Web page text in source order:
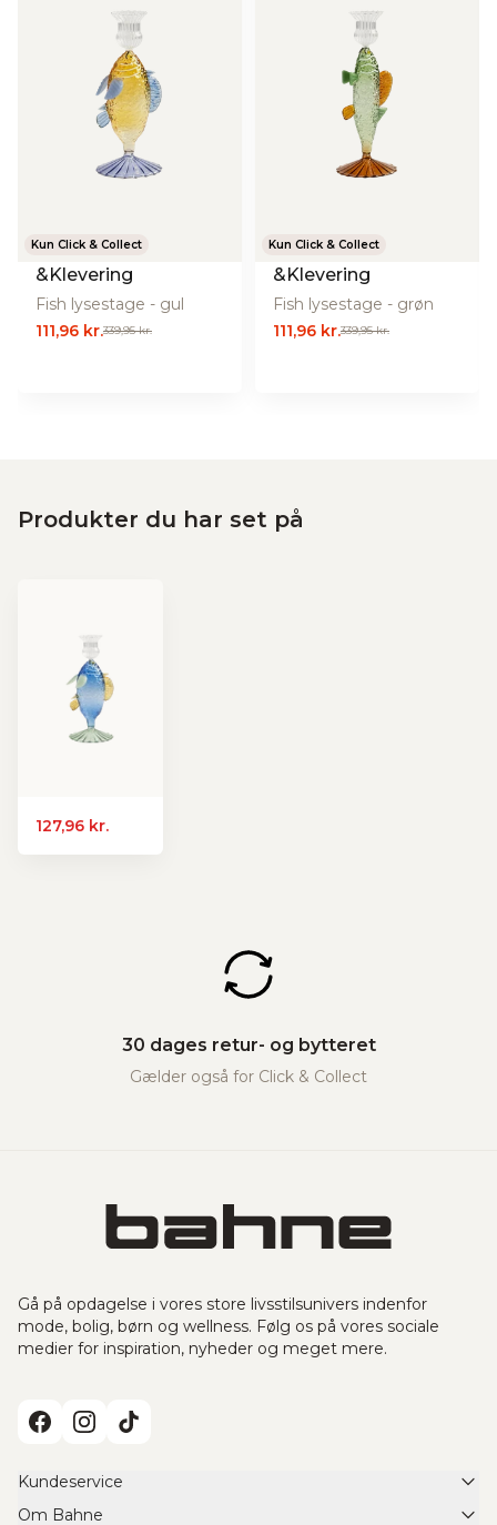
Kun Click & Collect
&Klevering
Fish lysestage - gul
111,96 kr.339,95 kr.
Kun Click & Collect
&Klevering
Fish lysestage - grøn
111,96 kr.339,95 kr.
Produkter du har set på
127,96 kr.
30 dages retur- og bytteret
Gælder også for Click & Collect
Gå på opdagelse i vores store livsstilsunivers indenfor
mode, bolig, børn og wellness. Følg os på vores sociale
medier for inspiration, nyheder og meget mere.
Kundeservice
FAQ
Om Bahne